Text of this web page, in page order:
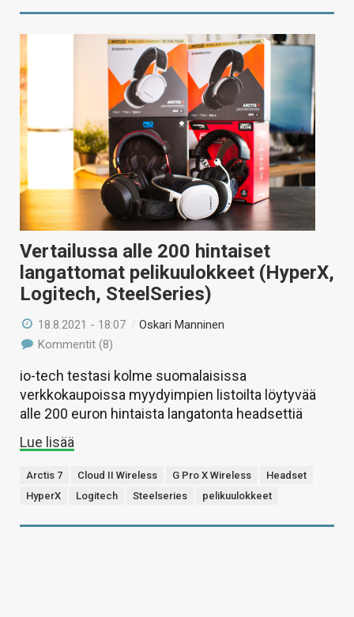
Vertailussa alle 200 hintaiset
langattomat pelikuulokkeet (HyperX,
Logitech, SteelSeries)
18.8.2021 - 18:07 /Oskari Manninen
Kommentit (8)
io-tech testasi kolme suomalaisissa
verkkokaupoissa myydyimpien listoilta löytyvää
alle 200 euron hintaista langatonta headsettiä
Lue lisää
Arctis 7 Cloud II Wireless G Pro X Wireless
Headset
HyperX
Logitech Steelseries pelikuulokkeet